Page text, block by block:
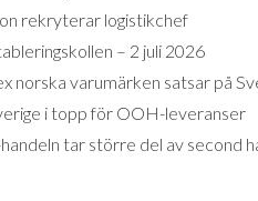
rekryterar logistikchef
– 2 juli 2026
norska varumärken satsar på
i topp för OOH-leveranser
tar större del av second